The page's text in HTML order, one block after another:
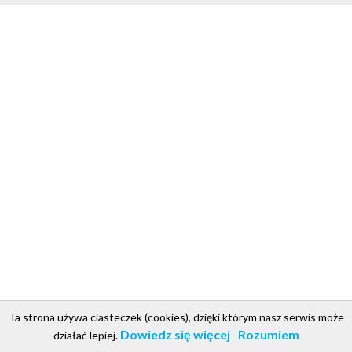
Copyright © 2018. Projekt i realizacja CS Group Polska csgroup.pl
Ta strona używa ciasteczek (cookies), dzięki którym nasz serwis może
działać lepiej. Dowiedz się więcej Rozumiem